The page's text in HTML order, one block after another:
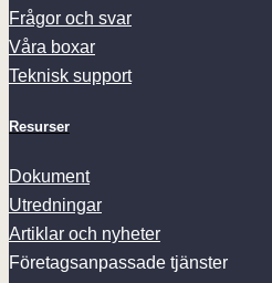
Frågor och svar
Våra boxar
Teknisk support
Resurser
Dokument
Utredningar
Artiklar och nyheter
Företagsanpassade tjänster